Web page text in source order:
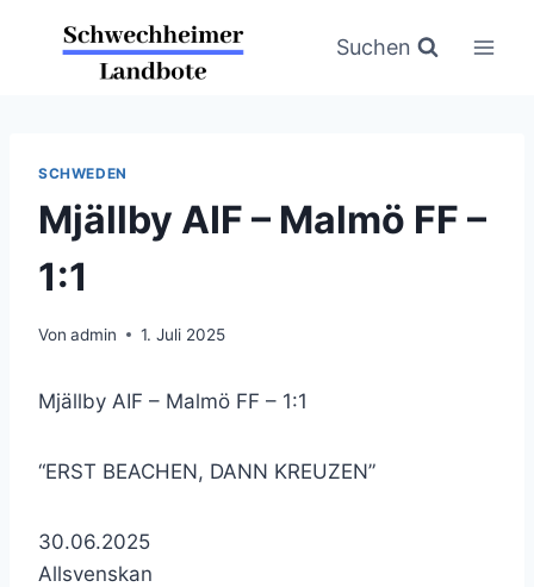
Suchen
SCHWEDEN
Mjällby AIF – Malmö FF –
1:1
Von admin 1. Juli 2025
Mjällby AIF – Malmö FF – 1:1
“ERST BEACHEN, DANN KREUZEN”
30.06.2025
Allsvenskan